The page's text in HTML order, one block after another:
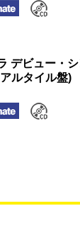
デビュー・
ルタイル盤)